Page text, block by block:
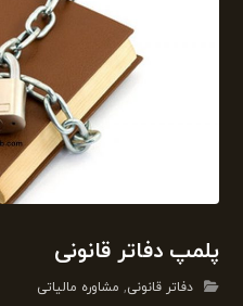
پلمپ دفاتر قانونی
دفاتر قانونی, مشاوره مالیاتی